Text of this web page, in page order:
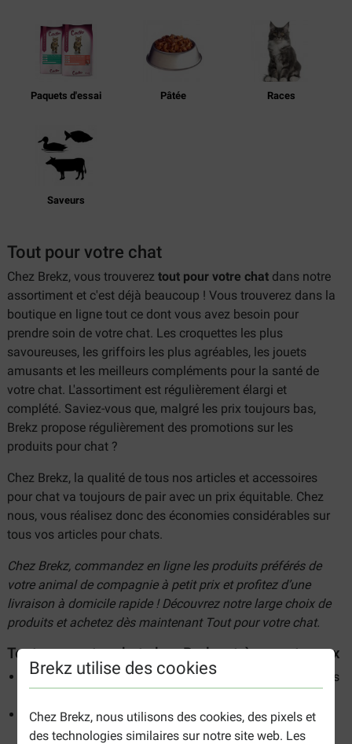
Brekz utilise des cookies
Chez Brekz, nous utilisons des cookies, des pixels et
des technologies similaires sur notre site web. Les
Paquets d'essai Pâtée Races
Saveurs
Tout pour votre chat
Chez Brekz, vous trouverez tout pour votre chat dans notre
assortiment et c'est déjà beaucoup ! Vous trouverez dans la
boutique en ligne tout ce dont vous avez besoin pour
prendre soin de votre chat. Les croquettes les plus
savoureuses, les griffoirs les plus agréables, les jouets
amusants et les meilleurs compléments pour la santé de
votre chat. L'assortiment est régulièrement élargi et
complété. Saviez-vous que, malgré les prix toujours bas,
Brekz propose régulièrement des promotions sur les
produits pour chat ?
Chez Brekz, la qualité de tous nos articles et accessoires
pour chat va toujours de pair avec un prix équitable. Chez
nous, vous réalisez donc des économies considérables sur
tous vos articles pour chats.
Chez Brekz, commandez en ligne les produits préférés de
votre animal de compagnie à petit prix et profitez d’une
livraison à domicile rapide ! Découvrez notre large choix de
produits et achetez dès maintenant Tout pour votre chat.
Tout pour votre chat chez Brekz : très avantageux
Jusqu'à 40 % moins cher que dans les autres animaleries
Large gamme avec tout ce qu'il faut pour un chat
heureux et en bonne santé